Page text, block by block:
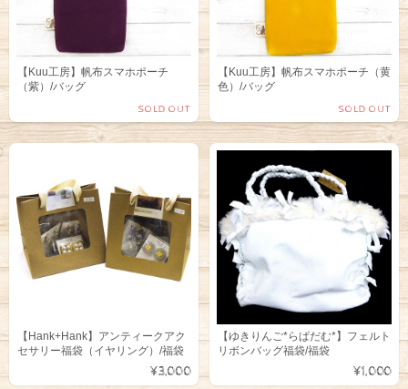
【Kuu工房】帆布スマホポーチ
（紫）/バッグ
SOLD OUT
【Kuu工房】帆布スマホポーチ（黄
色）/バッグ
SOLD OUT
【Hank+Hank】アンティークアク
セサリー福袋（イヤリング）/福袋
¥3,000
【ゆきりんご*らぱだむ*】フェルト
リボンバッグ福袋/福袋
¥1,000